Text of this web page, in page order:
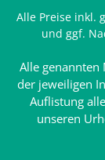
Alle Preise inkl.
und ggf.
Alle genannten
der jeweiligen
Auflistung
unseren